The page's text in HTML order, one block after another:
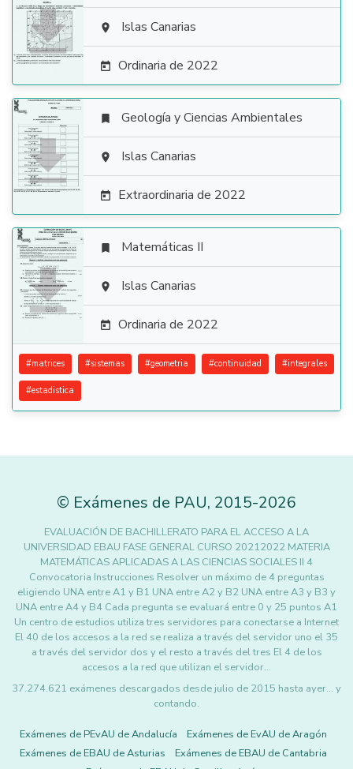
  Islas Canarias
 Ordinaria de 2022

 Geología y Ciencias Ambientales
 Islas Canarias
 Extraordinaria de 2022

 Matemáticas II
 Islas Canarias
 Ordinaria de 2022
#matrices #sistemas #geometria #continuidad #integrales
#estadistica
© Exámenes de PAU, 2015-2026
EVALUACIÓN DE BACHILLERATO PARA EL ACCESO A LA
UNIVERSIDAD EBAU FASE GENERAL CURSO 20212022 MATERIA
MATEMÁTICAS APLICADAS A LAS CIENCIAS SOCIALES II 4
Convocatoria Instrucciones Resolver un máximo de 4 preguntas
eligiendo UNA entre A1 y B1 UNA entre A2 y B2 UNA entre A3 y B3 y
UNA entre A4 y B4 Cada pregunta se evaluará entre 0 y 25 puntos A1
Un centro de estudios utiliza tres servidores para conectarse a Internet
El 40 de los accesos a la red se realiza a través del servidor uno el 35
a través del servidor dos y el resto a través del tres El 4 de los
accesos a la red que utilizan el servidor…
37.274.621 exámenes descargados desde julio de 2015 hasta ayer... y
contando.
Exámenes de PEvAU de Andalucía
Exámenes de EvAU de Aragón
Exámenes de EBAU de Asturias
Exámenes de EBAU de Cantabria